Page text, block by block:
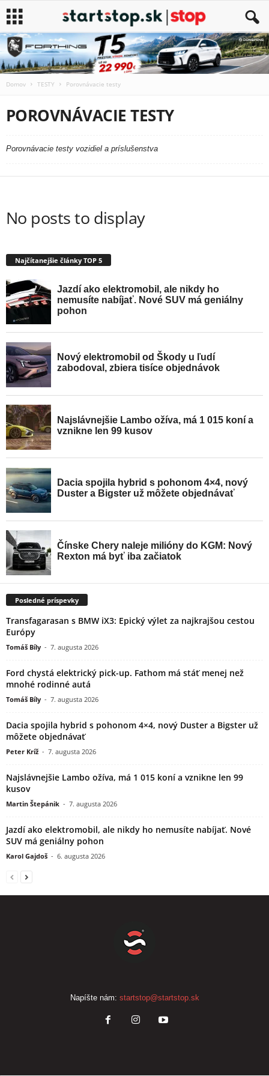
Domov TESTY Porovnávacie testy
POROVNÁVACIE TESTY
Porovnávacie testy vozidiel a príslušenstva
No posts to display
Najčítanejšie články TOP 5
Posledné príspevky
Transfagarasan s BMW iX3: Epický výlet za najkrajšou cestou
Európy
Tomáš Bíly - 7. augusta 2026
Ford chystá elektrický pick-up. Fathom má stáť menej než
mnohé rodinné autá
Tomáš Bíly - 7. augusta 2026
Dacia spojila hybrid s pohonom 4×4, nový Duster a Bigster už
môžete objednávať
Peter Kríž - 7. augusta 2026
Najslávnejšie Lambo ožíva, má 1 015 koní a vznikne len 99
kusov
Martin Štepánik - 7. augusta 2026
Jazdí ako elektromobil, ale nikdy ho nemusíte nabíjať. Nové
SUV má geniálny pohon
Karol Gajdoš - 6. augusta 2026
Napíšte nám: startstop@startstop.sk